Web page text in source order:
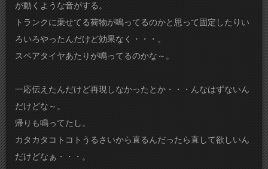
が動くような音がする。
トランクに乗せてる荷物が鳴ってるのかと思って固定したりい
ろいろやったんだけど効果なく・・・。
スペアタイヤあたりが鳴ってるのかな～。
一応伝えたんだけど再現しなかったとか・・・んなはずないん
だけどな～。
帰りも鳴ってたし。
カタカタコトコトうるさいから直るんだったら直して欲しいん
だけどなぁ・・・。